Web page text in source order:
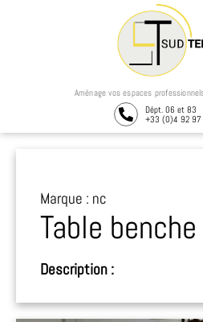
Dépt. 06 et 83
+33 (0)4 92 97
Aménage vos espaces
Marque : nc
Table
Description :